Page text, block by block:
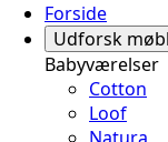
Forside
Udforsk
Babyværelser
Cotton
Loof